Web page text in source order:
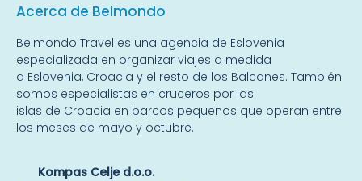
Acerca de Belmondo
Belmondo Travel es una agencia de Eslovenia
especializada en organizar viajes a medida
a Eslovenia, Croacia y el resto de los Balcanes. También
somos especialistas en cruceros por las
islas de Croacia en barcos pequeños que operan entre
los meses de mayo y octubre.
Kompas Celje d.o.o.